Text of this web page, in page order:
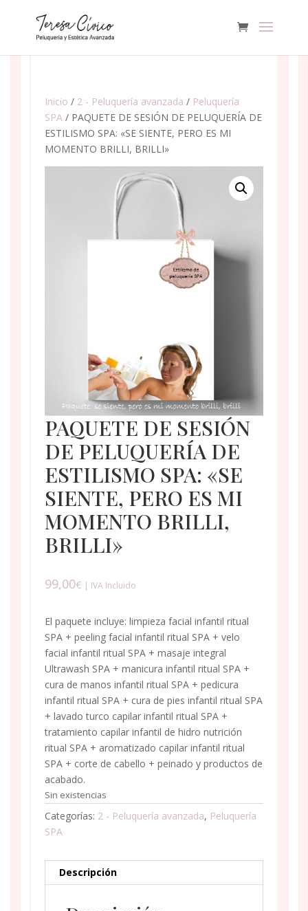
Inicio / 2 - Peluquería avanzada / Peluquería
SPA/ PAQUETE DE SESIÓN DE PELUQUERÍA DE
ESTILISMO SPA: «SE SIENTE, PERO ES MI
MOMENTO BRILLI, BRILLI»
PAQUETE DE SESIÓN
DE PELUQUERÍA DE
ESTILISMO SPA: «SE
SIENTE, PERO ES MI
MOMENTO BRILLI,
BRILLI»
99,00€ | IVA Incluido
El paquete incluye: limpieza facial infantil ritual
SPA + peeling facial infantil ritual SPA + velo
facial infantil ritual SPA + masaje integral
Ultrawash SPA + manicura infantil ritual SPA +
cura de manos infantil ritual SPA + pedicura
infantil ritual SPA + cura de pies infantil ritual SPA
+ lavado turco capilar infantil ritual SPA +
tratamiento capilar infantil de hidro nutrición
ritual SPA + aromatizado capilar infantil ritual
SPA + corte de cabello + peinado y productos de
acabado.
Sin existencias
Categorías: 2 - Peluquería avanzada, Peluquería
SPA
Descripción